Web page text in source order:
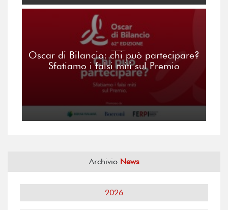
Oscar di Bilancio: chi può partecipare?
Sfatiamo i falsi miti sul Premio
Archivio News
2026